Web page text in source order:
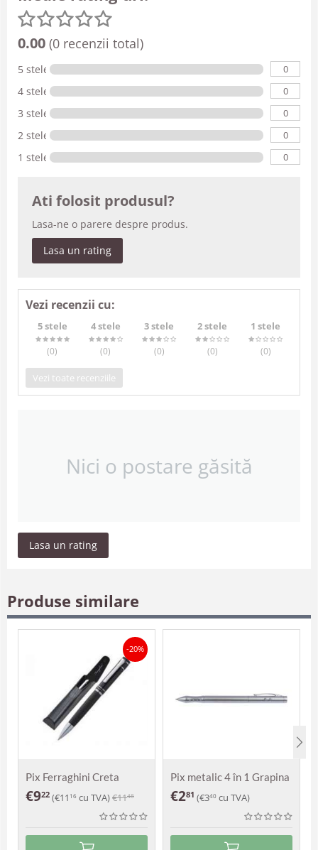
0.00 (0 recenzii total)
5 stele 0
4 stele 0
3 stele 0
2 stele 0
1 stele 0
Ati folosit produsul?
Lasa-ne o parere despre produs.
Lasa un rating
Vezi recenzii cu:
5 stele
(0)
4 stele
(0)
3 stele
(0)
2 stele
(0)
1 stele
(0)
Vezi toate recenziile
Nici o postare găsită
Lasa un rating
Produse similare
-20%
Pix Ferraghini Creta
€922 (€11 16 cu TVA)€1148
Pix metalic 4 în 1 Grapina
€281 (€340 cu TVA)